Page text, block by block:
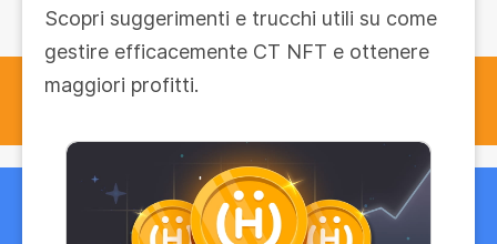
Scopri suggerimenti e trucchi utili su come
gestire efficacemente CT NFT e ottenere
maggiori profitti.